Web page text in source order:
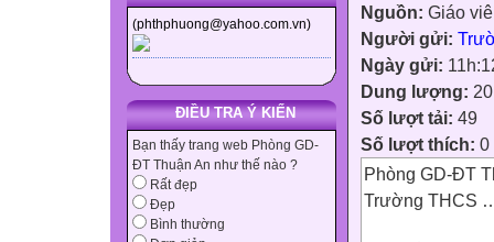
(phthphuong@yahoo.com.vn)
ĐIỀU TRA Ý KIẾN
Bạn thấy trang web Phòng GD-
ĐT Thuận An như thế nào ?
Rất đẹp
Đẹp
Bình thường
Nguồn: Giáo
Người gửi:
Ngày gửi:
Dung lượng:
Số lượt tải: 49
Số lượt thích: 0
Phòng GD-ĐT
Trường